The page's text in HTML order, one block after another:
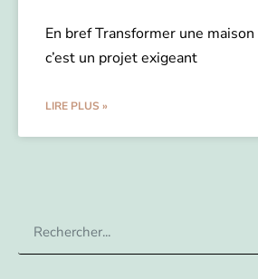
En bref Transformer une
c’est un projet exigeant
LIRE PLUS »